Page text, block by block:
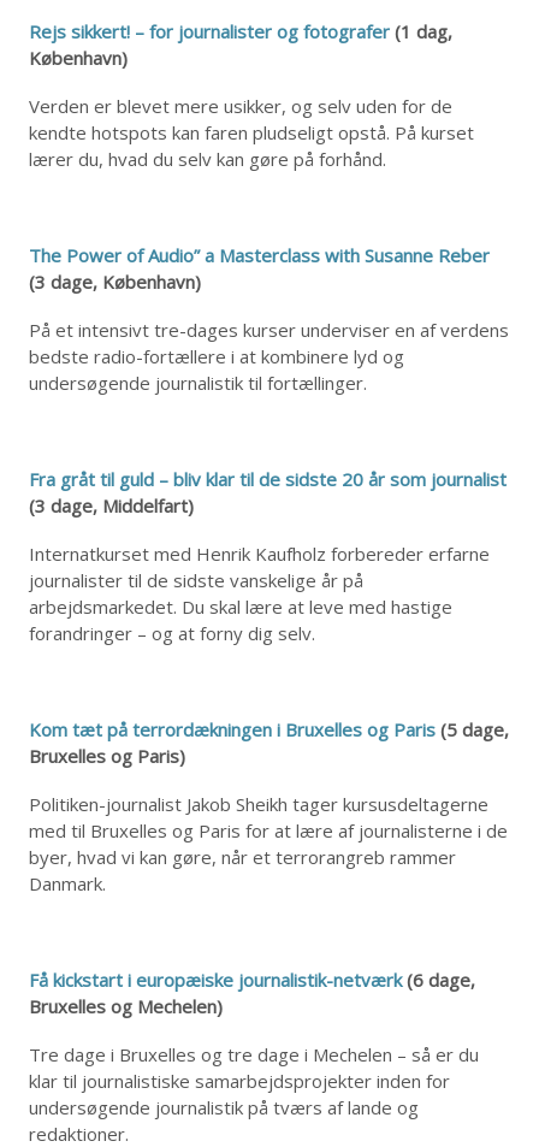
Rejs sikkert! – for journalister og fotografer (1 dag,
København)
Verden er blevet mere usikker, og selv uden for de
kendte hotspots kan faren pludseligt opstå. På kurset
lærer du, hvad du selv kan gøre på forhånd.
The Power of Audio” a Masterclass with Susanne Reber
(3 dage, København)
På et intensivt tre-dages kurser underviser en af verdens
bedste radio-fortællere i at kombinere lyd og
undersøgende journalistik til fortællinger.
Fra gråt til guld – bliv klar til de sidste 20 år som journalist
(3 dage, Middelfart)
Internatkurset med Henrik Kaufholz forbereder erfarne
journalister til de sidste vanskelige år på
arbejdsmarkedet. Du skal lære at leve med hastige
forandringer – og at forny dig selv.
Kom tæt på terrordækningen i Bruxelles og Paris (5 dage,
Bruxelles og Paris)
Politiken-journalist Jakob Sheikh tager kursusdeltagerne
med til Bruxelles og Paris for at lære af journalisterne i de
byer, hvad vi kan gøre, når et terrorangreb rammer
Danmark.
Få kickstart i europæiske journalistik-netværk(6 dage,
Bruxelles og Mechelen)
Tre dage i Bruxelles og tre dage i Mechelen – så er du
klar til journalistiske samarbejdsprojekter inden for
undersøgende journalistik på tværs af lande og
redaktioner.